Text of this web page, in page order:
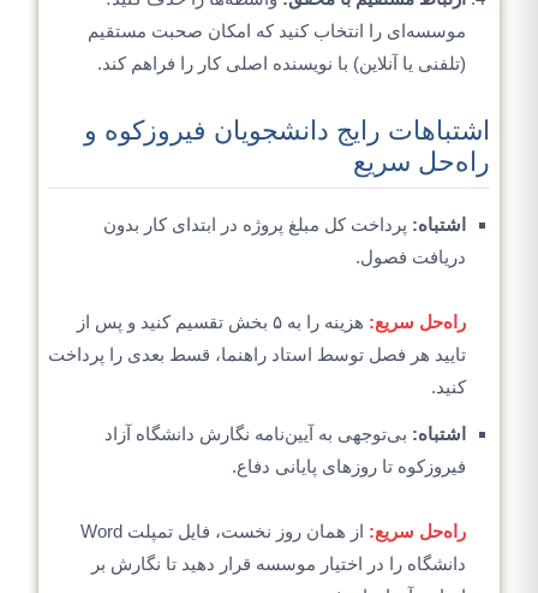
موسسه‌ای را انتخاب کنید که امکان صحبت مستقیم
(تلفنی یا آنلاین) با نویسنده اصلی کار را فراهم کند.
اشتباهات رایج دانشجویان فیروزکوه و
راه‌حل سریع
اشتباه: پرداخت کل مبلغ پروژه در ابتدای کار بدون
دریافت فصول.
راه‌حل سریع:
هزینه را به ۵ بخش تقسیم کنید و پس از
تایید هر فصل توسط استاد راهنما، قسط بعدی را پرداخت
کنید.
اشتباه: بی‌توجهی به آیین‌نامه نگارش دانشگاه آزاد
فیروزکوه تا روزهای پایانی دفاع.
راه‌حل سریع:
از همان روز نخست، فایل تمپلت Word
دانشگاه را در اختیار موسسه قرار دهید تا نگارش بر